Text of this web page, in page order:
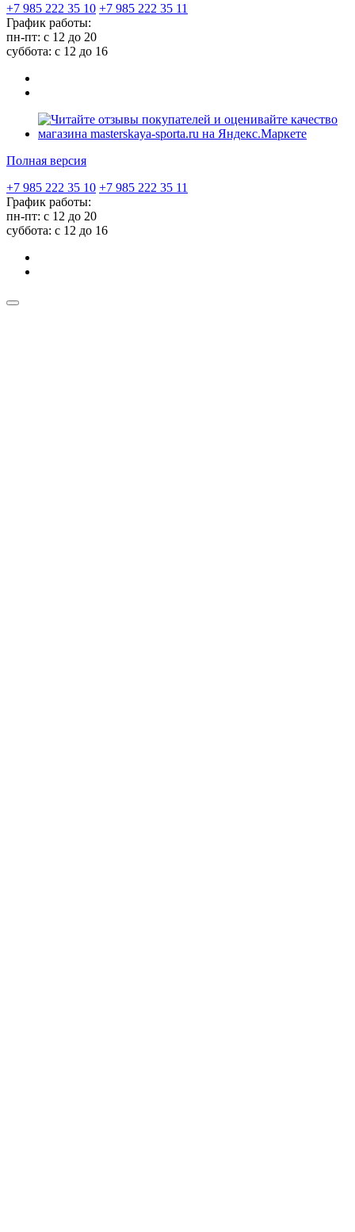
+7 985 222 35 10 +7 985 222 35 11
График работы:
пн-пт: с 12 до 20
суббота: c 12 до 16
Полная версия
+7 985 222 35 10 +7 985 222 35 11
График работы:
пн-пт: с 12 до 20
суббота: c 12 до 16